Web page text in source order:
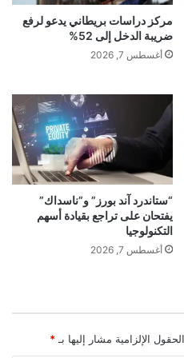
مركز دراسات بريطاني يدعو لرفع
ضريبة الدخل إلى 52%
أغسطس 7, 2026
“ستاندرد آند بورز” و”ناسداك”
يفتحان على تراجع بقيادة أسهم
التكنولوجيا
أغسطس 7, 2026
الحقول الإلزامية مشار إليها بـ *